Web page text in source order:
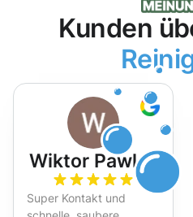
Kunden
Wiktor Pawlak
Super Kontakt und